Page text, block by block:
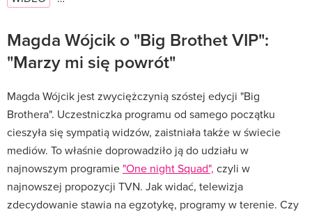
Magda Wójcik o "Big Brothet VIP":
"Marzy mi się powrót"
Magda Wójcik jest zwyciężczynią szóstej edycji "Big
Brothera". Uczestniczka programu od samego początku
cieszyła się sympatią widzów, zaistniała także w świecie
mediów. To właśnie doprowadziło ją do udziału w
najnowszym programie "One night Squad", czyli w
najnowszej propozycji TVN. Jak widać, telewizja
zdecydowanie stawia na egzotykę, programy w terenie. Czy